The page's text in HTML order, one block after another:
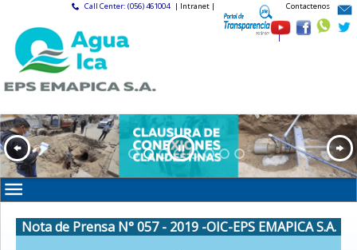
Call Center: (056) 461004 | Intranet |
|
Contactenos
Nota de Prensa N° 057 - 2019 -OIC-EPS EMAPICA S.A.